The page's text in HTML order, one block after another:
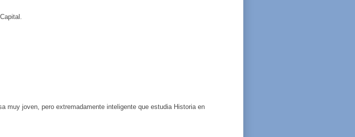
muy joven, pero extremadamente inteligente que estudia Historia en